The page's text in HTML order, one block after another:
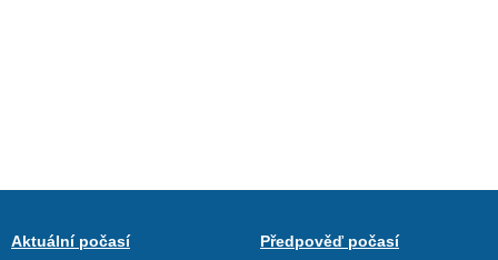
Aktuální počasí
Předpověď počasí